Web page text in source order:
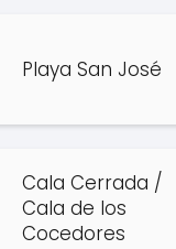
Playa San José
Cala Cerrada /
Cala de los
Cocedores